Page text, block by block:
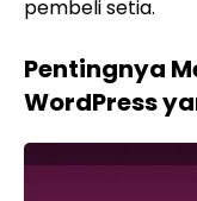
pembeli setia.
Pentingnya
WordPress